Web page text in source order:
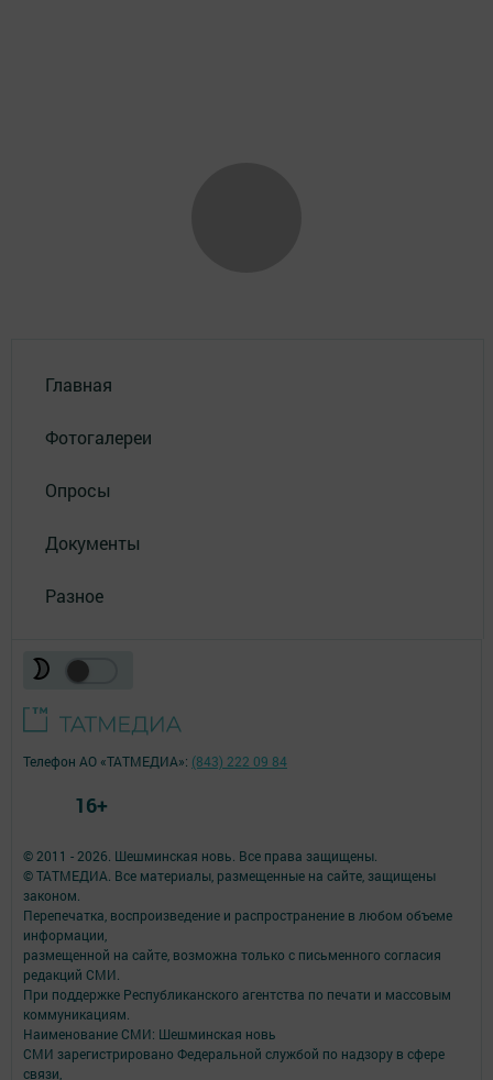
Главная
Фотогалереи
Опросы
Документы
Разное
© 2011 - 2026. Шешминская новь. Все права защищены.
© ТАТМЕДИА. Все материалы, размещенные на сайте, защищены
законом.
Перепечатка, воспроизведение и распространение в любом объеме
информации,
размещенной на сайте, возможна только с письменного согласия
редакций СМИ.
При поддержке Республиканского агентства по печати и массовым
коммуникациям.
Наименование СМИ: Шешминская новь
СМИ зарегистрировано Федеральной службой по надзору в сфере
связи,
Телефон АО «ТАТМЕДИА»: (843) 222 09 84
16+